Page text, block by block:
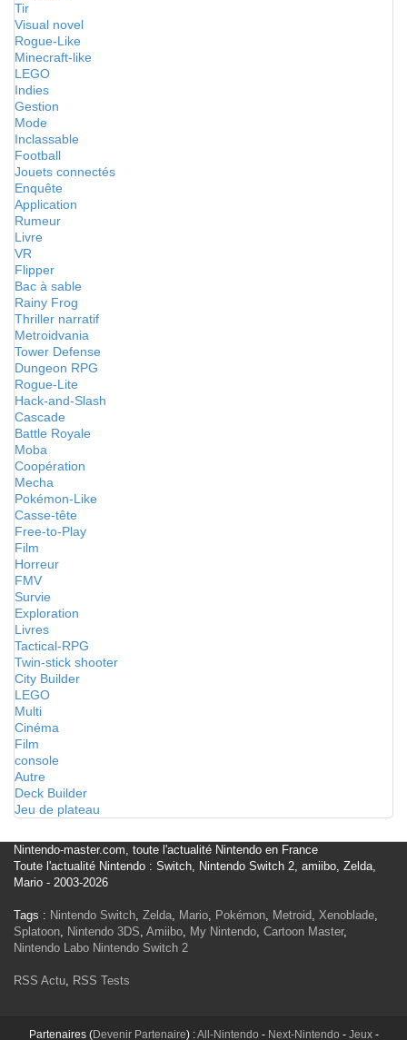
Tir
Visual novel
Rogue-Like
Minecraft-like
LEGO
Indies
Gestion
Mode
Inclassable
Football
Jouets connectés
Enquête
Application
Rumeur
Livre
VR
Flipper
Bac à sable
Rainy Frog
Thriller narratif
Metroidvania
Tower Defense
Dungeon RPG
Rogue-Lite
Hack-and-Slash
Cascade
Battle Royale
Moba
Coopération
Mecha
Pokémon-Like
Casse-tête
Free-to-Play
Film
Horreur
FMV
Survie
Exploration
Livres
Tactical-RPG
Twin-stick shooter
City Builder
LEGO
Multi
Cinéma
Film
console
Autre
Deck Builder
Jeu de plateau
Nintendo-master.com, toute l'actualité Nintendo en France
Toute l'actualité Nintendo : Switch, Nintendo Switch 2, amiibo, Zelda,
Mario - 2003-2026
Tags : Nintendo Switch, Zelda, Mario, Pokémon, Metroid, Xenoblade,
Splatoon, Nintendo 3DS, Amiibo, My Nintendo, Cartoon Master,
Nintendo Labo Nintendo Switch 2
RSS Actu, RSS Tests
Partenaires (Devenir Partenaire) :All-Nintendo - Next-Nintendo - Jeux-